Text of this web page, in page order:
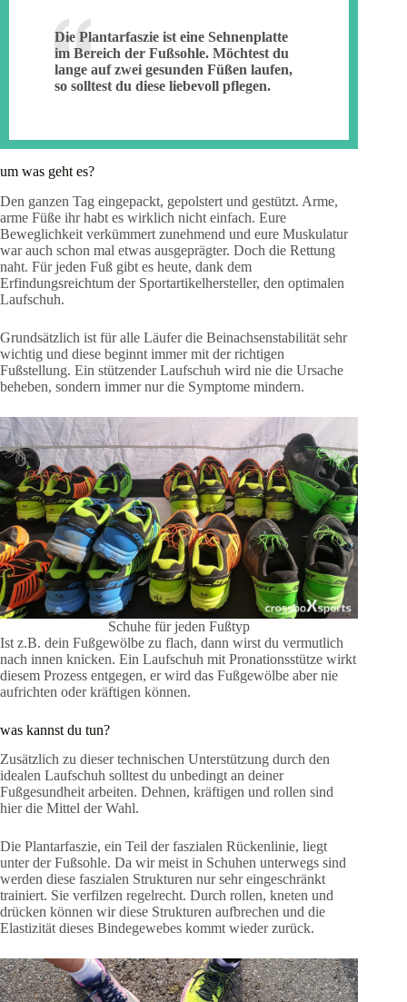
Die Plantarfaszie ist eine Sehnenplatte
im Bereich der Fußsohle. Möchtest du
lange auf zwei gesunden Füßen laufen,
so solltest du diese liebevoll pflegen.
um was geht es?
Den ganzen Tag eingepackt, gepolstert und gestützt. Arme,
arme Füße ihr habt es wirklich nicht einfach. Eure
Beweglichkeit verkümmert zunehmend und eure Muskulatur
war auch schon mal etwas ausgeprägter. Doch die Rettung
naht. Für jeden Fuß gibt es heute, dank dem
Erfindungsreichtum der Sportartikelhersteller, den optimalen
Laufschuh.
Grundsätzlich ist für alle Läufer die Beinachsenstabilität sehr
wichtig und diese beginnt immer mit der richtigen
Fußstellung. Ein stützender Laufschuh wird nie die Ursache
beheben, sondern immer nur die Symptome mindern.
Schuhe für jeden Fußtyp
Ist z.B. dein Fußgewölbe zu flach, dann wirst du vermutlich
nach innen knicken. Ein Laufschuh mit Pronationsstütze wirkt
diesem Prozess entgegen, er wird das Fußgewölbe aber nie
aufrichten oder kräftigen können.
was kannst du tun?
Zusätzlich zu dieser technischen Unterstützung durch den
idealen Laufschuh solltest du unbedingt an deiner
Fußgesundheit arbeiten. Dehnen, kräftigen und rollen sind
hier die Mittel der Wahl.
Die Plantarfaszie, ein Teil der faszialen Rückenlinie, liegt
unter der Fußsohle. Da wir meist in Schuhen unterwegs sind
werden diese faszialen Strukturen nur sehr eingeschränkt
trainiert. Sie verfilzen regelrecht. Durch rollen, kneten und
drücken können wir diese Strukturen aufbrechen und die
Elastizität dieses Bindegewebes kommt wieder zurück.